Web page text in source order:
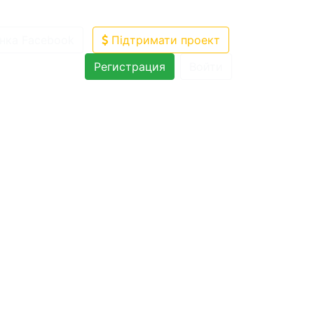
Підтримати проект
Регистрация